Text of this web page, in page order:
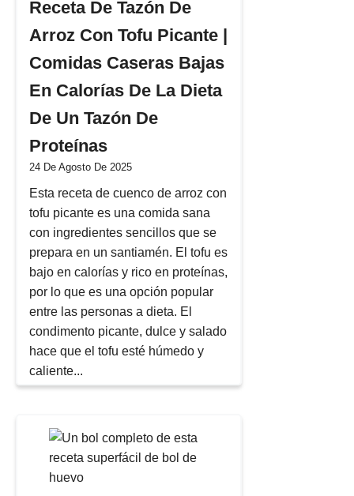
Receta De Tazón De
Arroz Con Tofu Picante |
Comidas Caseras Bajas
En Calorías De La Dieta
De Un Tazón De
Proteínas
24 De Agosto De 2025
Esta receta de cuenco de arroz con
tofu picante es una comida sana
con ingredientes sencillos que se
prepara en un santiamén. El tofu es
bajo en calorías y rico en proteínas,
por lo que es una opción popular
entre las personas a dieta. El
condimento picante, dulce y salado
hace que el tofu esté húmedo y
caliente...